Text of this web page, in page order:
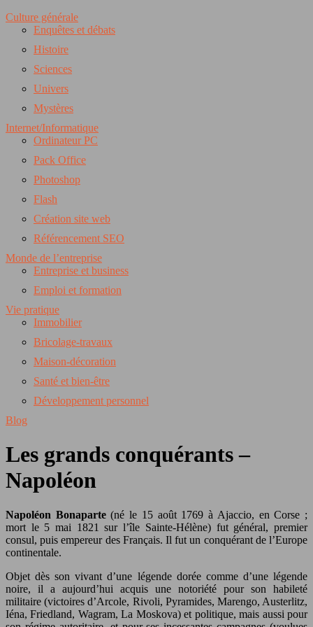
Culture générale
Enquêtes et débats
Histoire
Sciences
Univers
Mystères
Internet/Informatique
Ordinateur PC
Pack Office
Photoshop
Flash
Création site web
Référencement SEO
Monde de l’entreprise
Entreprise et business
Emploi et formation
Vie pratique
Immobilier
Bricolage-travaux
Maison-décoration
Santé et bien-être
Développement personnel
Blog
Les grands conquérants –
Napoléon
Napoléon Bonaparte(né le 15 août 1769 à Ajaccio, en Corse ;
mort le 5 mai 1821 sur l’île Sainte-Hélène) fut général, premier
consul, puis empereur des Français. Il fut un conquérant de l’Europe
continentale.
Objet dès son vivant d’une légende dorée comme d’une légende
noire, il a aujourd’hui acquis une notoriété pour son habileté
militaire (victoires d’Arcole, Rivoli, Pyramides, Marengo, Austerlitz,
Iéna, Friedland, Wagram, La Moskova) et politique, mais aussi pour